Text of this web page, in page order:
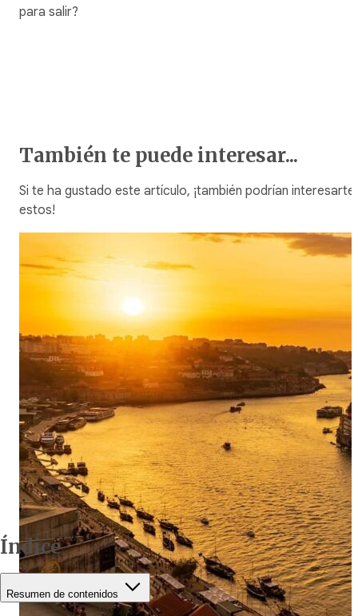
para salir?
Índice
Resumen de contenidos
También te puede interesar...
Si te ha gustado este artículo, ¡también podrían interesarte
estos!